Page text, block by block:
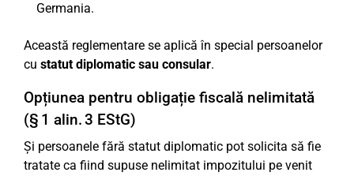
Germania.
Această reglementare se aplică în special persoanelor
cu statut diplomatic sau consular.
Opțiunea pentru obligație fiscală nelimitată
(§ 1 alin. 3 EStG)
Și persoanele fără statut diplomatic pot solicita să fie
tratate ca fiind supuse nelimitat impozitului pe venit